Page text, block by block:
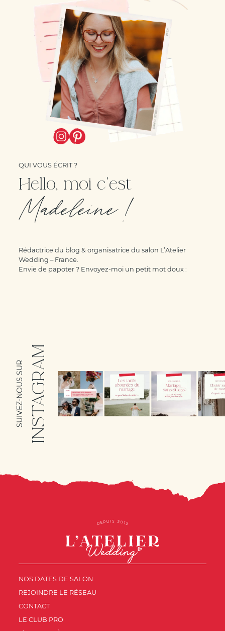
QUI VOUS ÉCRIT ?
Hello, moi c'est
Madeleine !
Rédactrice du blog & organisatrice du salon L’Atelier
Wedding – France.
Envie de papoter ? Envoyez-moi un petit mot doux :
INSTAGRAM
SUIVEZ-NOUS SUR
NOS DATES DE SALON
REJOINDRE LE RÉSEAU
CONTACT
LE CLUB PRO